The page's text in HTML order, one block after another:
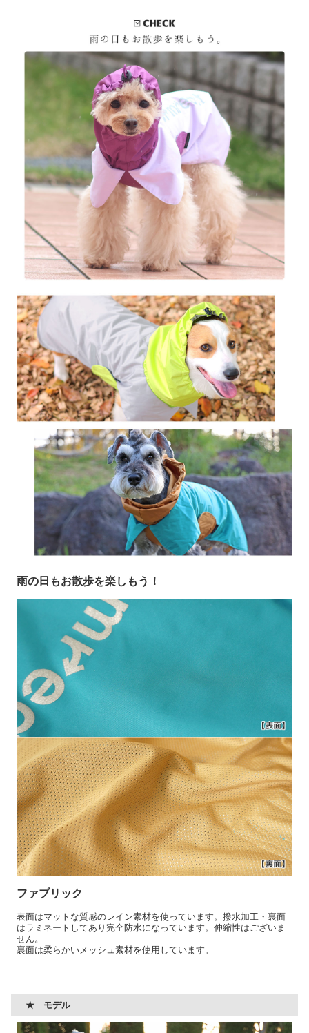
雨の日もお散歩を楽しもう！
ファブリック
表面はマットな質感のレイン素材を使っています。撥水加工・裏面
はラミネートしてあり完全防水になっています。伸縮性はございま
せん。
裏面は柔らかいメッシュ素材を使用しています。
★ モデル